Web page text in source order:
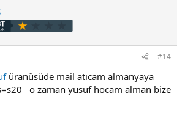
#14
üranüsüde mail atıcam almanyaya
o zaman yusuf hocam alman bize